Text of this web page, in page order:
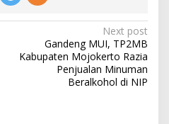
Next post
Gandeng MUI, TP2MB
Kabupaten Mojokerto Razia
Penjualan Minuman
Beralkohol di NIP